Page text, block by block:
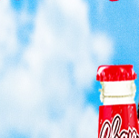
près. Fièvre
doivent appeler à
Lomé recrute
gestes